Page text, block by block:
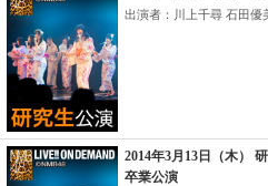
出演者：川上千尋 石田優
2014年3月13日（木）
卒業公演